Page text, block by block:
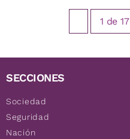
1 de 17
SECCIONES
Sociedad
Seguridad
Nación